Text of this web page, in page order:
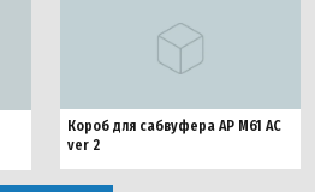
Короб для сабвуфера AP M61 AC
ver 2